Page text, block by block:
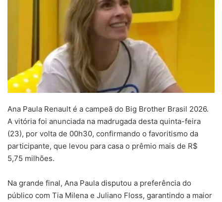
Ana Paula Renault é a campeã do Big Brother Brasil 2026.
A vitória foi anunciada na madrugada desta quinta-feira
(23), por volta de 00h30, confirmando o favoritismo da
participante, que levou para casa o prêmio mais de R$
5,75 milhões.
Na grande final, Ana Paula disputou a preferência do
público com Tia Milena e Juliano Floss, garantindo a maior